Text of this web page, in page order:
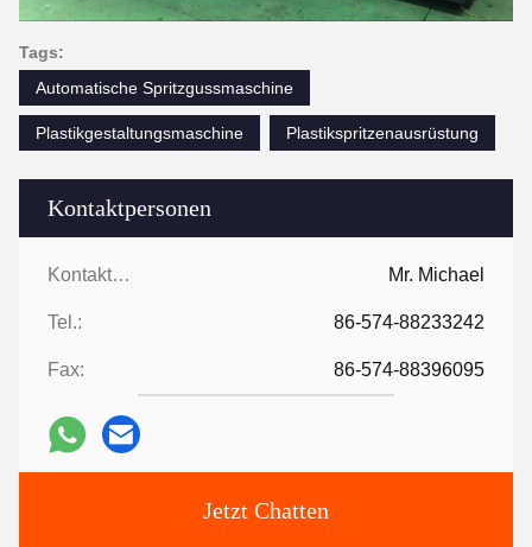
Kontaktpersonen
Kontaktpersonen: Mr. Michael
Tel.: 86-574-88233242
Fax: 86-574-88396095
Jetzt Chatten
Tags:
Automatische Spritzgussmaschine
Plastikgestaltungsmaschine Plastikspritzenausrüstung